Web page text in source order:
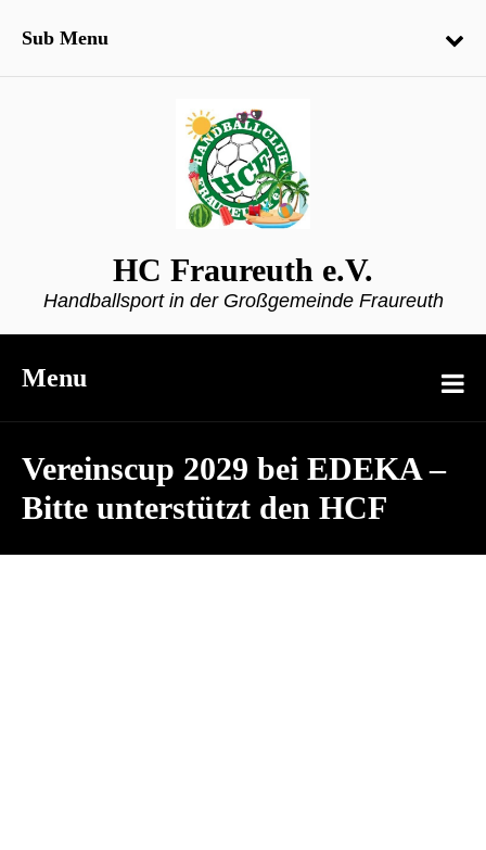
Sub Menu
HC Fraureuth e.V.
Handballsport in der Großgemeinde Fraureuth
Menu
Vereinscup 2029 bei EDEKA –
Bitte unterstützt den HCF